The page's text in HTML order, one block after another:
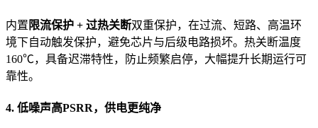
内置 限流保护 + 过热关断双重保护，在过流、短路、高温环
境下自动触发保护，避免芯片与后级电路损坏。热关断温度
160℃，具备迟滞特性，防止频繁启停，大幅提升长期运行可
靠性。
4. 低噪声高PSRR，供电更纯净